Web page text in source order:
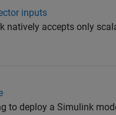
inputs
natively accepts only
to deploy a Simulink